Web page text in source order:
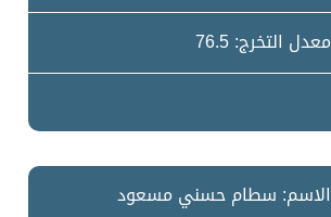
معدل التخرج: 76.5
الاسم: سطام حسني مسعود